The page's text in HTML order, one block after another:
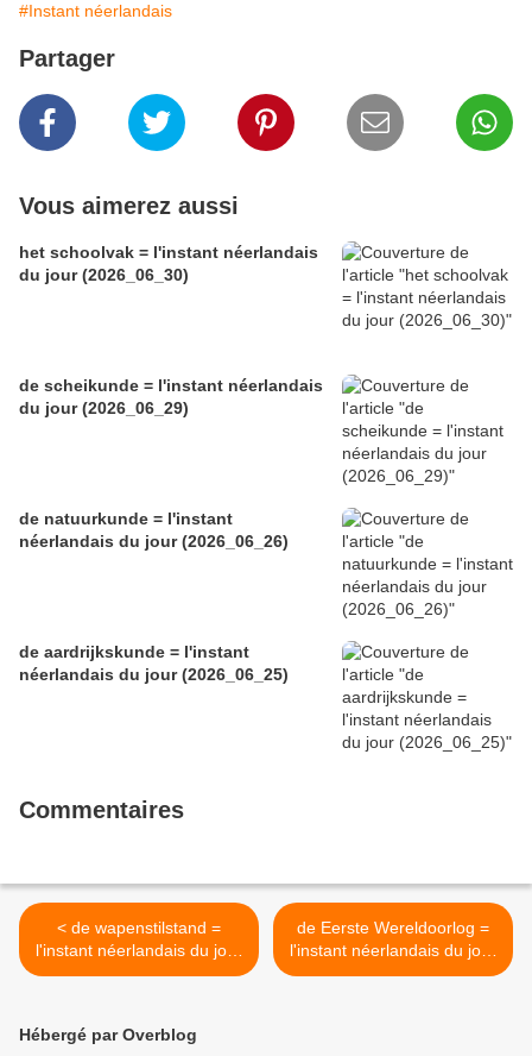
#Instant néerlandais
Partager
Vous aimerez aussi
het schoolvak = l'instant néerlandais
du jour (2026_06_30)
de scheikunde = l'instant néerlandais
du jour (2026_06_29)
de natuurkunde = l'instant
néerlandais du jour (2026_06_26)
de aardrijkskunde = l'instant
néerlandais du jour (2026_06_25)
Commentaires
< de wapenstilstand =
l'instant néerlandais du jour
(2024_11_11)
de Eerste Wereldoorlog =
l'instant néerlandais du jour
(2024_11_13) >
Hébergé par Overblog